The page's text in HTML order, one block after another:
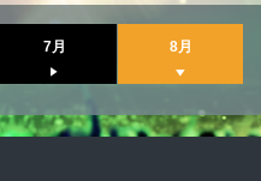
7月 8月